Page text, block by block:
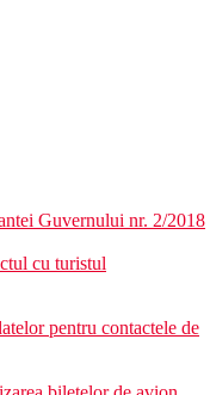
reduse
Guvernului nr. 2/2018
cu turistul
pentru contactele de